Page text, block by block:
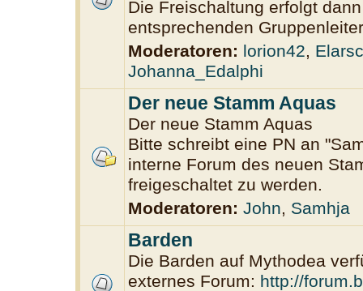
Die Freischaltung erfolgt
entsprechenden
Moderatoren: lorion42,
Johanna_Edalphi
Der neue Stamm Aquas
Der neue Stamm Aquas
Bitte schreibt eine PN an
interne Forum des neuen
freigeschaltet zu werden.
Moderatoren: John, Samhja
Barden
Die Barden auf Mythodea
externes Forum: http://